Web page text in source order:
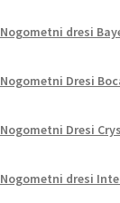
Nogometni dresi
Nogometni Dresi
Nogometni Dresi
Nogometni dresi